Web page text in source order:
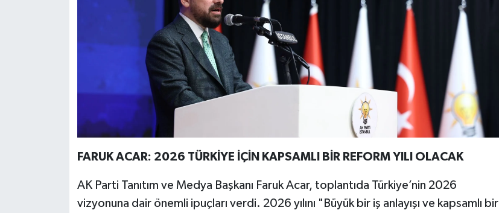
FARUK ACAR: 2026 TÜRKİYE İÇİN KAPSAMLI BİR REFORM YILI OLACAK
AK Parti Tanıtım ve Medya Başkanı Faruk Acar, toplantıda Türkiye’nin 2026
vizyonuna dair önemli ipuçları verdi. 2026 yılını "Büyük bir iş anlayışı ve kapsamlı bir